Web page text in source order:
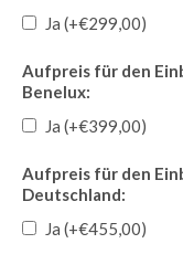
Ja (+€299,00)
Aufpreis für den
Benelux:
Ja (+€399,00)
Aufpreis für den
Deutschland:
Ja (+€455,00)